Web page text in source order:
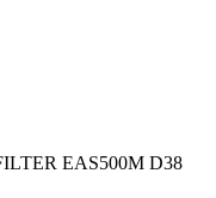
EAS500M D38